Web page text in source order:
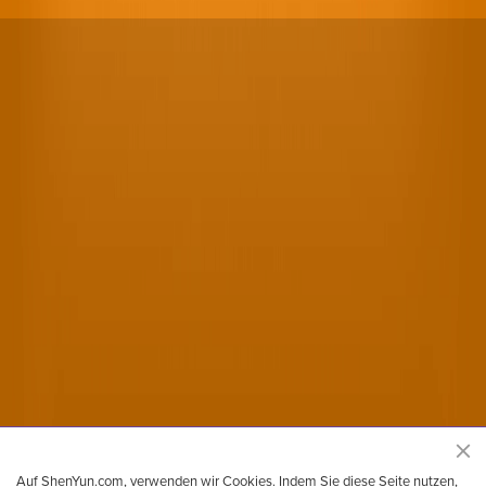
Auf ShenYun.com, verwenden wir Cookies. Indem Sie diese Seite nutzen,